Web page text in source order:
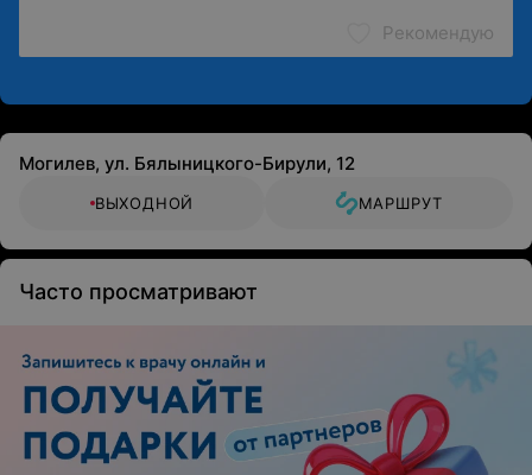
Рекомендую
Могилев, ул. Бялыницкого-Бирули, 12
ВЫХОДНОЙ МАРШРУТ
Часто просматривают